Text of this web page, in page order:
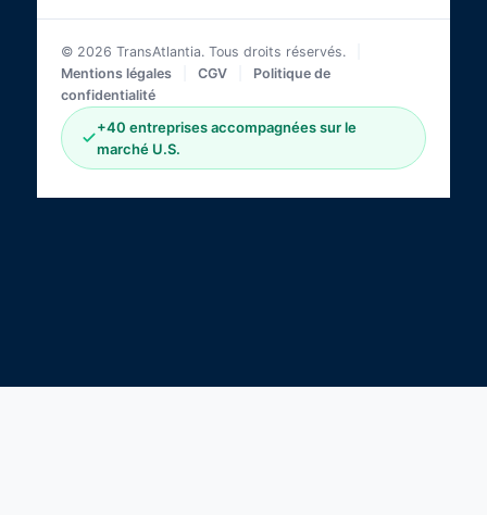
© 2026 TransAtlantia. Tous droits réservés.
Mentions légales
CGV
Politique de
confidentialité
+40 entreprises accompagnées sur le
marché U.S.